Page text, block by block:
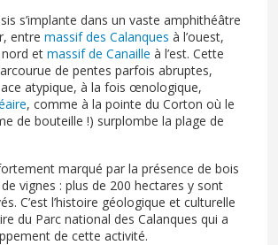
s’implante dans un vaste amphithéâtre
entre massif des Calanques à l’ouest,
et massif de Canaille à l’est. Cette
de pentes parfois abruptes,
atypique, à la fois œnologique,
, comme à la pointe du Corton où le
de bouteille !) surplombe la plage de
marqué par la présence de bois
vignes : plus de 200 hectares y sont
C’est l’histoire géologique et culturelle
du Parc national des Calanques qui a
de cette activité.